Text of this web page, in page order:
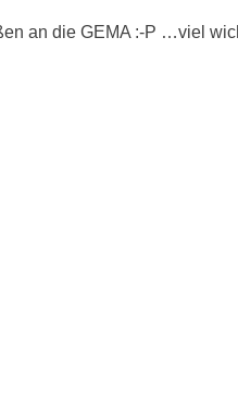
an die GEMA :-P …viel